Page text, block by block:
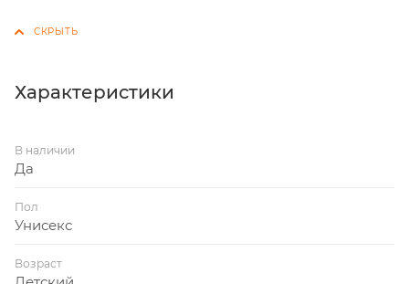
Характеристики
В наличии
Да
Пол
Унисекс
Возраст